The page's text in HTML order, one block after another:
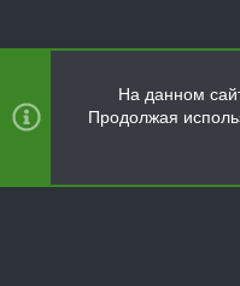
На данном
Продолжая